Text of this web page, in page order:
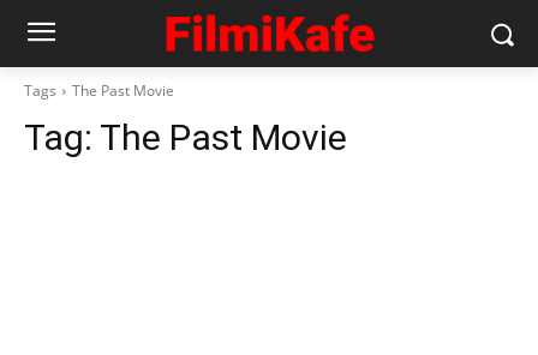
Tags The Past Movie
Tag: The Past Movie